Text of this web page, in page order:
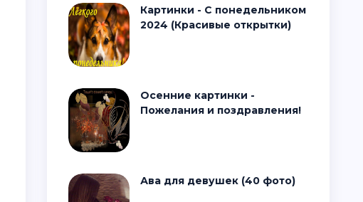
Картинки - С понедельником
2024 (Красивые открытки)
Осенние картинки -
Пожелания и поздравления!
Ава для девушек (40 фото)